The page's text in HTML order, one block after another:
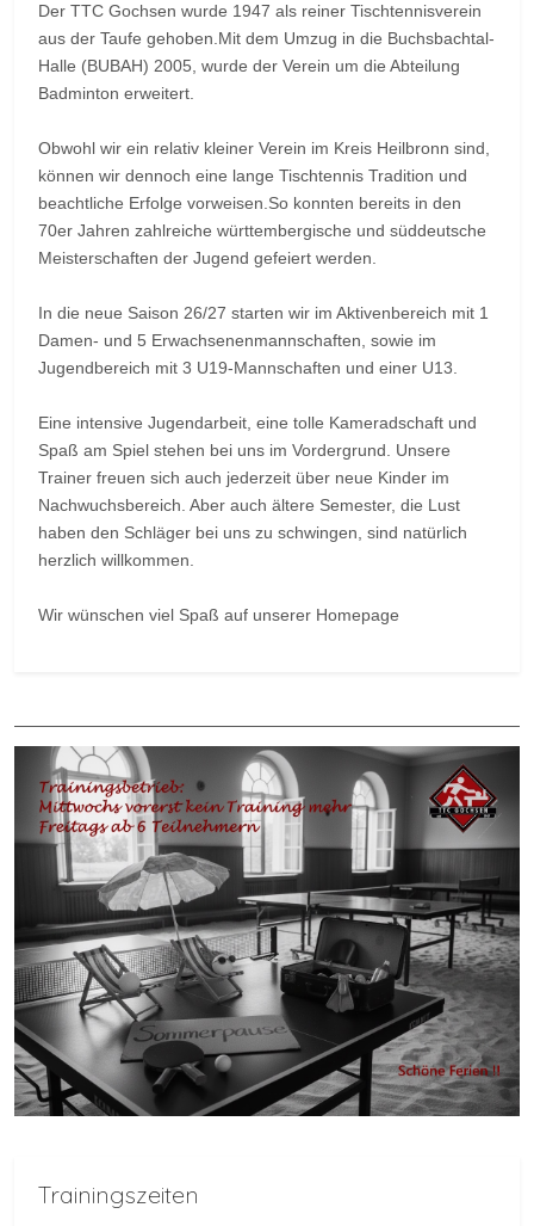
Der TTC Gochsen wurde 1947 als reiner Tischtennisverein
aus der Taufe gehoben.Mit dem Umzug in die Buchsbachtal-
Halle (BUBAH) 2005, wurde der Verein um die Abteilung
Badminton erweitert.
Obwohl wir ein relativ kleiner Verein im Kreis Heilbronn sind,
können wir dennoch eine lange Tischtennis Tradition und
beachtliche Erfolge vorweisen.So konnten bereits in den
70er Jahren zahlreiche württembergische und süddeutsche
Meisterschaften der Jugend gefeiert werden.
In die neue Saison 26/27 starten wir im Aktivenbereich mit 1
Damen- und 5 Erwachsenenmannschaften, sowie im
Jugendbereich mit 3 U19-Mannschaften und einer U13.
Eine intensive Jugendarbeit, eine tolle Kameradschaft und
Spaß am Spiel stehen bei uns im Vordergrund. Unsere
Trainer freuen sich auch jederzeit über neue Kinder im
Nachwuchsbereich. Aber auch ältere Semester, die Lust
haben den Schläger bei uns zu schwingen, sind natürlich
herzlich willkommen.
Wir wünschen viel Spaß auf unserer Homepage
Trainingszeiten